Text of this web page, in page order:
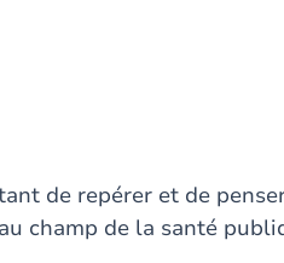
de repérer et de
champ de la santé